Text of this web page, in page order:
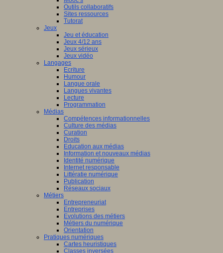
Outils collaboratifs
Sites ressources
Tutorat
Jeux
Jeu et éducation
Jeux 4/12 ans
Jeux sérieux
Jeux vidéo
Langages
Ecriture
Humour
Langue orale
Langues vivantes
Lecture
Programmation
Médias
Compétences informationnelles
Culture des médias
Curation
Droits
Education aux médias
Information et nouveaux médias
Identité numérique
Internet responsable
Littératie numérique
Publication
Réseaux sociaux
Métiers
Entrepreneuriat
Entreprises
Evolutions des métiers
Métiers du numérique
Orientation
Pratiques numériques
Cartes heuristiques
Classes inversées